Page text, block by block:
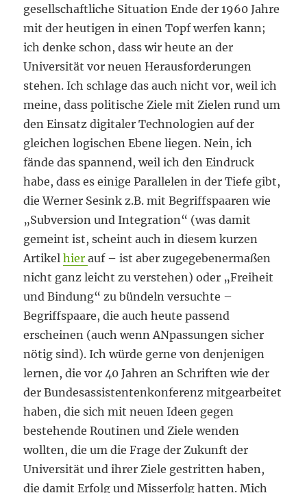
gesellschaftliche Situation Ende der 1960 Jahre
mit der heutigen in einen Topf werfen kann;
ich denke schon, dass wir heute an der
Universität vor neuen Herausforderungen
stehen. Ich schlage das auch nicht vor, weil ich
meine, dass politische Ziele mit Zielen rund um
den Einsatz digitaler Technologien auf der
gleichen logischen Ebene liegen. Nein, ich
fände das spannend, weil ich den Eindruck
habe, dass es einige Parallelen in der Tiefe gibt,
die Werner Sesink z.B. mit Begriffspaaren wie
„Subversion und Integration“ (was damit
gemeint ist, scheint auch in diesem kurzen
Artikelhierauf – ist aber zugegebenermaßen
nicht ganz leicht zu verstehen) oder „Freiheit
und Bindung“ zu bündeln versuchte –
Begriffspaare, die auch heute passend
erscheinen (auch wenn ANpassungen sicher
nötig sind). Ich würde gerne von denjenigen
lernen, die vor 40 Jahren an Schriften wie der
der Bundesassistentenkonferenz mitgearbeitet
haben, die sich mit neuen Ideen gegen
bestehende Routinen und Ziele wenden
wollten, die um die Frage der Zukunft der
Universität und ihrer Ziele gestritten haben,
die damit Erfolg und Misserfolg hatten. Mich